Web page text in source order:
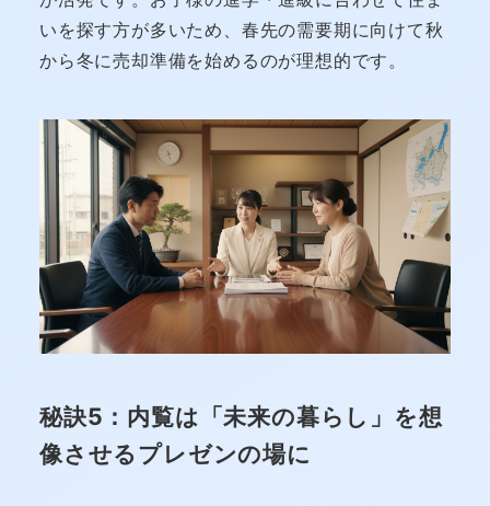
いを探す方が多いため、春先の需要期に向けて秋
から冬に売却準備を始めるのが理想的です。
秘訣5：内覧は「未来の暮らし」を想
像させるプレゼンの場に